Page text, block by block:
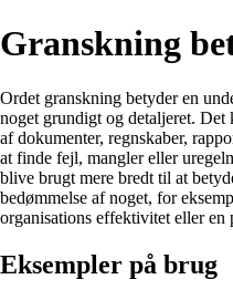
Granskning
Ordet granskning betyder en
noget grundigt og detaljeret.
af dokumenter, regnskaber,
at finde fejl, mangler eller
blive brugt mere bredt til at
bedømmelse af noget, for
organisations effektivitet eller en
Eksempler på brug